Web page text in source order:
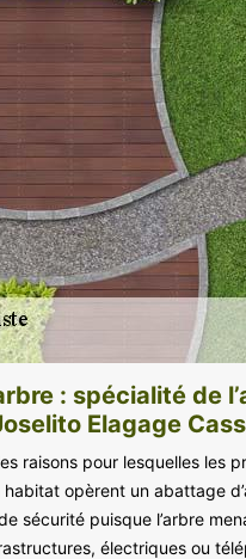
: spécialité de
Elagage
raisons pour lesquelles les
habitat opèrent un abattage
sécurité puisque l’arbre
électriques ou